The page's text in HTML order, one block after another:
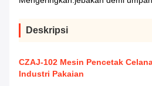
Deskripsi
CZAJ-102 Mesin Pencetak
Industri Pakaian